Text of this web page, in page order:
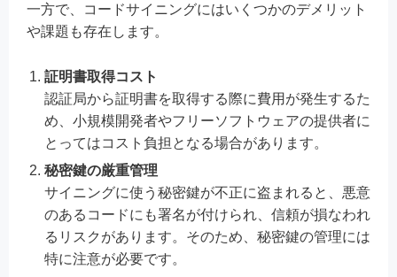
一方で、コードサイニングにはいくつかのデメリット
や課題も存在します。
証明書取得コスト
認証局から証明書を取得する際に費用が発生するた
め、小規模開発者やフリーソフトウェアの提供者に
とってはコスト負担となる場合があります。
秘密鍵の厳重管理
サイニングに使う秘密鍵が不正に盗まれると、悪意
のあるコードにも署名が付けられ、信頼が損なわれ
るリスクがあります。そのため、秘密鍵の管理には
特に注意が必要です。